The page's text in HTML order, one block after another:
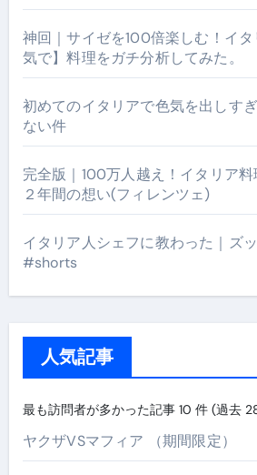
神回｜サイゼを100倍楽しむ！イ
気で】料理をガチ分析してみた。
初めてのイタリアで色気を出しす
ない件
完全版｜100万人越え！イタリア料
２年間の想い(フィレンツェ)
イタリア人シェフに教わった｜ズ
#shorts
人気記事
最も訪問者が多かった記事 10 件 (過去
ヤクザVSマフィア （期間限定）